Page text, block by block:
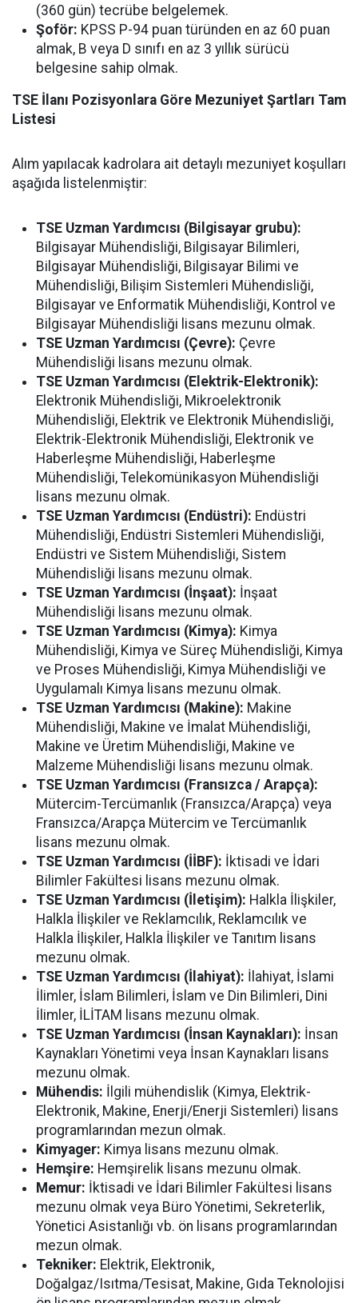
(360 gün) tecrübe belgelemek.
Şoför: KPSS P-94 puan türünden en az 60 puan
almak, B veya D sınıfı en az 3 yıllık sürücü
belgesine sahip olmak.
TSE İlanı Pozisyonlara Göre Mezuniyet Şartları Tam
Listesi
Alım yapılacak kadrolara ait detaylı mezuniyet koşulları
aşağıda listelenmiştir:
TSE Uzman Yardımcısı (Bilgisayar grubu):
Bilgisayar Mühendisliği, Bilgisayar Bilimleri,
Bilgisayar Mühendisliği, Bilgisayar Bilimi ve
Mühendisliği, Bilişim Sistemleri Mühendisliği,
Bilgisayar ve Enformatik Mühendisliği, Kontrol ve
Bilgisayar Mühendisliği lisans mezunu olmak.
TSE Uzman Yardımcısı (Çevre): Çevre
Mühendisliği lisans mezunu olmak.
TSE Uzman Yardımcısı (Elektrik-Elektronik):
Elektronik Mühendisliği, Mikroelektronik
Mühendisliği, Elektrik ve Elektronik Mühendisliği,
Elektrik-Elektronik Mühendisliği, Elektronik ve
Haberleşme Mühendisliği, Haberleşme
Mühendisliği, Telekomünikasyon Mühendisliği
lisans mezunu olmak.
TSE Uzman Yardımcısı (Endüstri): Endüstri
Mühendisliği, Endüstri Sistemleri Mühendisliği,
Endüstri ve Sistem Mühendisliği, Sistem
Mühendisliği lisans mezunu olmak.
TSE Uzman Yardımcısı (İnşaat): İnşaat
Mühendisliği lisans mezunu olmak.
TSE Uzman Yardımcısı (Kimya): Kimya
Mühendisliği, Kimya ve Süreç Mühendisliği, Kimya
ve Proses Mühendisliği, Kimya Mühendisliği ve
Uygulamalı Kimya lisans mezunu olmak.
TSE Uzman Yardımcısı (Makine): Makine
Mühendisliği, Makine ve İmalat Mühendisliği,
Makine ve Üretim Mühendisliği, Makine ve
Malzeme Mühendisliği lisans mezunu olmak.
TSE Uzman Yardımcısı (Fransızca / Arapça):
Mütercim-Tercümanlık (Fransızca/Arapça) veya
Fransızca/Arapça Mütercim ve Tercümanlık
lisans mezunu olmak.
TSE Uzman Yardımcısı (İİBF): İktisadi ve İdari
Bilimler Fakültesi lisans mezunu olmak.
TSE Uzman Yardımcısı (İletişim): Halkla İlişkiler,
Halkla İlişkiler ve Reklamcılık, Reklamcılık ve
Halkla İlişkiler, Halkla İlişkiler ve Tanıtım lisans
mezunu olmak.
TSE Uzman Yardımcısı (İlahiyat): İlahiyat, İslami
İlimler, İslam Bilimleri, İslam ve Din Bilimleri, Dini
İlimler, İLİTAM lisans mezunu olmak.
TSE Uzman Yardımcısı (İnsan Kaynakları): İnsan
Kaynakları Yönetimi veya İnsan Kaynakları lisans
mezunu olmak.
Mühendis: İlgili mühendislik (Kimya, Elektrik-
Elektronik, Makine, Enerji/Enerji Sistemleri) lisans
programlarından mezun olmak.
Kimyager: Kimya lisans mezunu olmak.
Hemşire: Hemşirelik lisans mezunu olmak.
Memur: İktisadi ve İdari Bilimler Fakültesi lisans
mezunu olmak veya Büro Yönetimi, Sekreterlik,
Yönetici Asistanlığı vb. ön lisans programlarından
mezun olmak.
Tekniker: Elektrik, Elektronik,
Doğalgaz/Isıtma/Tesisat, Makine, Gıda Teknolojisi